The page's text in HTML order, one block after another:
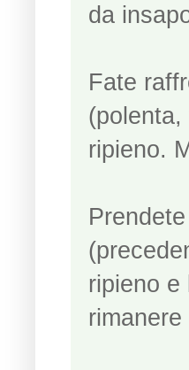
da
Fate
ripieno.
ripieno e